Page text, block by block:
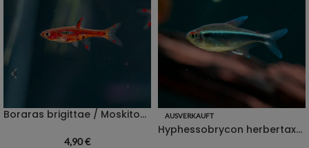
Boraras brigittae / Moskitobärbling
4,90€
AUSVERKAUFT
Hyphessobrycon herbertaxelrodi / Schwarzer Neon